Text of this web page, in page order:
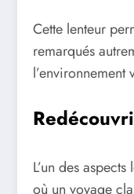
Cette lenteur
remarqués
l’environnement
L’un des
où un voyage